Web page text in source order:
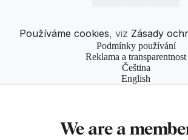
Používáme cookies, viz Zásady
Podmínky používání
Reklama a transparentnost
Čeština
English
We are a